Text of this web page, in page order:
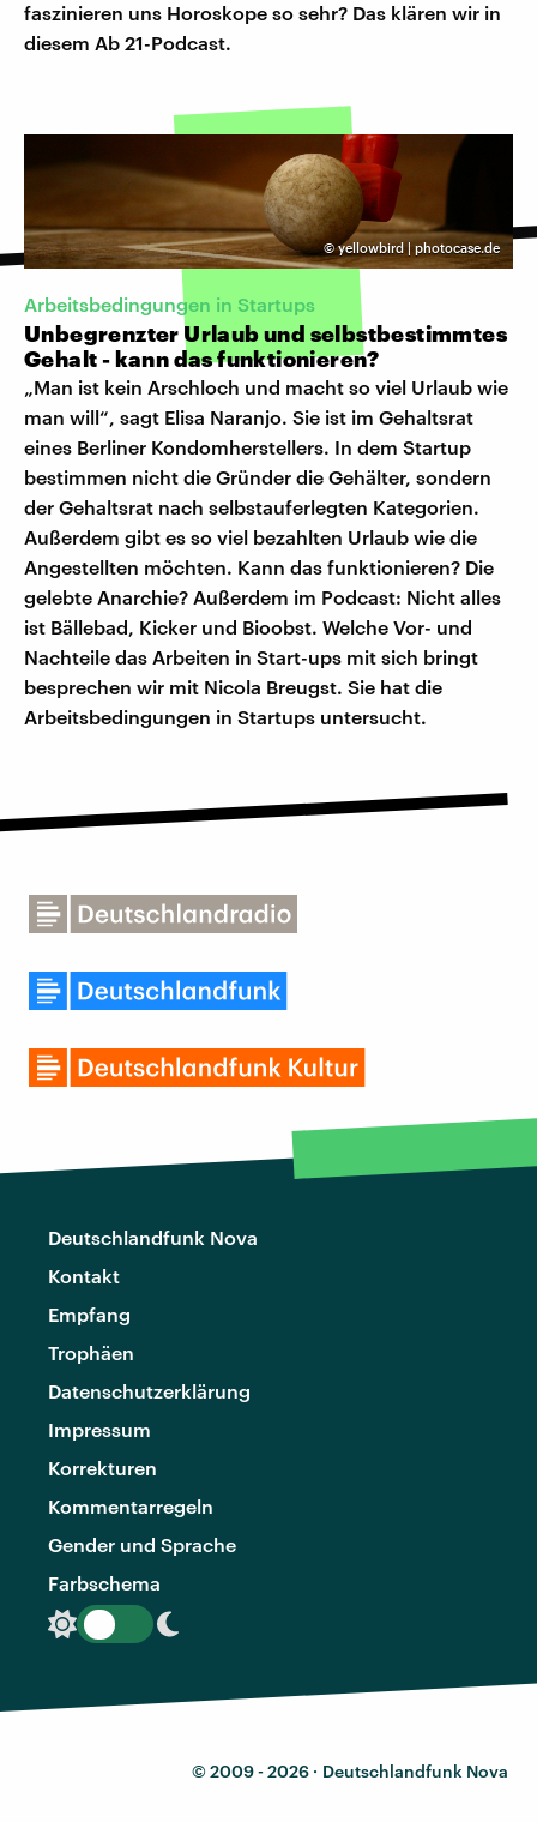
faszinieren uns Horoskope so sehr? Das klären wir in
diesem Ab 21-Podcast.
©yellowbird | photocase.de
Arbeitsbedingungen in Startups
Unbegrenzter Urlaub und selbstbestimmtes
Gehalt - kann das funktionieren?
„Man ist kein Arschloch und macht so viel Urlaub wie
man will“, sagt Elisa Naranjo. Sie ist im Gehaltsrat
eines Berliner Kondomherstellers. In dem Startup
bestimmen nicht die Gründer die Gehälter, sondern
der Gehaltsrat nach selbstauferlegten Kategorien.
Außerdem gibt es so viel bezahlten Urlaub wie die
Angestellten möchten. Kann das funktionieren? Die
gelebte Anarchie? Außerdem im Podcast: Nicht alles
ist Bällebad, Kicker und Bioobst. Welche Vor- und
Nachteile das Arbeiten in Start-ups mit sich bringt
besprechen wir mit Nicola Breugst. Sie hat die
Arbeitsbedingungen in Startups untersucht.
Deutschlandfunk Nova
Kontakt
Empfang
Trophäen
Datenschutzerklärung
Impressum
Korrekturen
Kommentarregeln
Gender und Sprache
Farbschema
© 2009 - 2026 · Deutschlandfunk Nova